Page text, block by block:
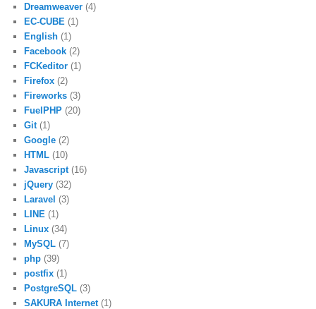
Dreamweaver (4)
EC-CUBE (1)
English (1)
Facebook (2)
FCKeditor (1)
Firefox (2)
Fireworks (3)
FuelPHP (20)
Git (1)
Google (2)
HTML (10)
Javascript (16)
jQuery (32)
Laravel (3)
LINE (1)
Linux (34)
MySQL (7)
php (39)
postfix (1)
PostgreSQL (3)
SAKURA Internet (1)